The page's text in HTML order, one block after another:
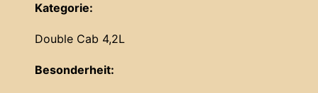
Kategorie:
Double Cab 4,2L
Besonderheit: